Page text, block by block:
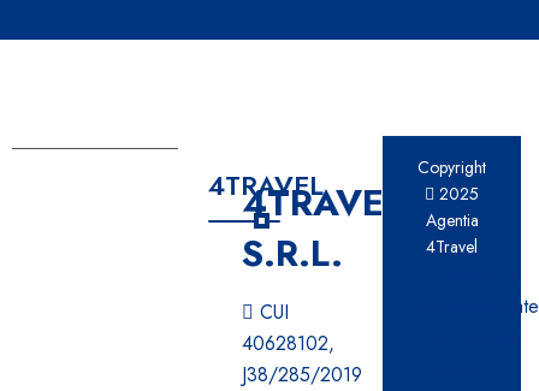
4TRAVEL
4TRAVEL
S.R.L.
CUI
40628102,
J38/285/2019
Copyright
2025
Agentia
4Travel
confidențialitate